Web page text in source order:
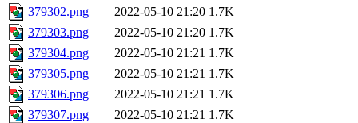
379302.png
2022-05-10 21:20 1.7K
379303.png
2022-05-10 21:20 1.7K
379304.png
2022-05-10 21:21 1.7K
379305.png
2022-05-10 21:21 1.7K
379306.png
2022-05-10 21:21 1.7K
379307.png
2022-05-10 21:21 1.7K